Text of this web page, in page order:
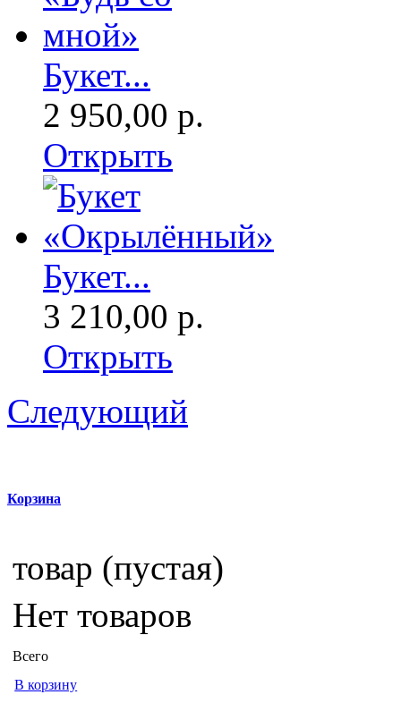
Букет...
2 950,00 р.
Открыть
Букет...
3 210,00 р.
Открыть
Следующий
Корзина
товар (пустая)
Нет товаров
Всего
В корзину